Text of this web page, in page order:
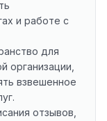
и работе с
для
организации,
взвешенное
отзывов,